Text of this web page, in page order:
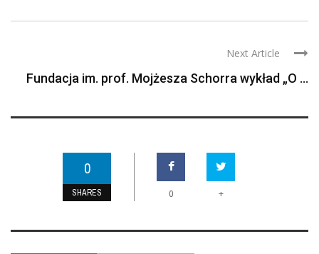
Next Article
Fundacja im. prof. Mojżesza Schorra wykład „O ...
0
SHARES 0 +